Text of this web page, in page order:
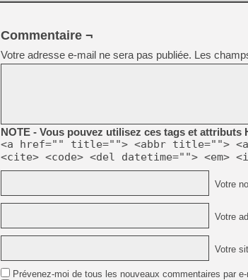
Commentaire ¬
Votre adresse e-mail ne sera pas publiée. Les
NOTE - Vous pouvez utilisez ces tags et attributs
<a href="" title=""> <abbr title="">
<cite> <code> <del datetime=""> <em>
Votre
Votre
Votre
Prévenez-moi de tous les nouveaux commentaires par